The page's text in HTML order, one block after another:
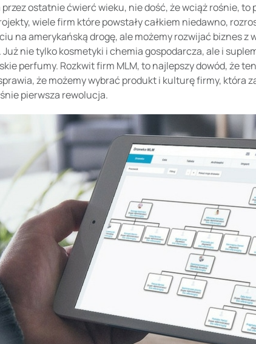
ostatnie ćwierć wieku, nie dość, że wciąż rośnie, to
wiele firm które powstały całkiem niedawno,
na amerykańską drogę, ale możemy rozwijać biznes
nie tylko kosmetyki i chemia gospodarcza, ale i
perfumy. Rozkwit firm MLM, to najlepszy dowód, że
że możemy wybrać produkt i kulturę firmy, która
pierwsza rewolucja.